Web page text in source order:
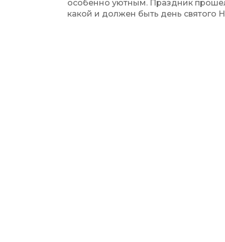
особенно уютным. Праздник
какой и должен быть день святого